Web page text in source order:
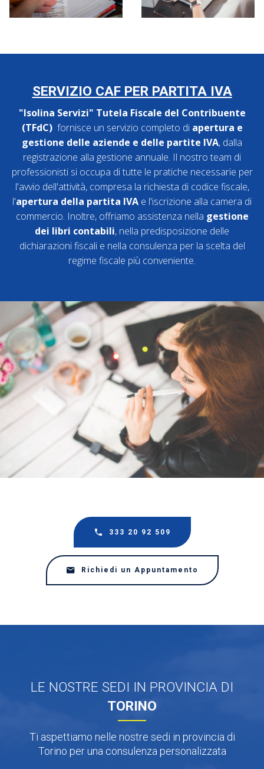
SERVIZIO CAF PER PARTITA IVA
"Isolina Servizi" Tutela Fiscale del Contribuente
(TFdC) fornisce un servizio completo diapertura e
gestione delle aziende e delle partite IVA, dalla
registrazione alla gestione annuale. Il nostro team di
professionisti si occupa di tutte le pratiche necessarie per
l'avvio dell'attività, compresa la richiesta di codice fiscale,
l'apertura della partita IVA e l'iscrizione alla camera di
commercio. Inoltre, offriamo assistenza nella gestione
dei libri contabili, nella predisposizione delle
dichiarazioni fiscali e nella consulenza per la scelta del
regime fiscale più conveniente.
333 20 92 509
Richiedi un Appuntamento
LE NOSTRE SEDI IN PROVINCIA DI
TORINO
Ti aspettiamo nelle nostre sedi in provincia di
Torino per una consulenza personalizzata